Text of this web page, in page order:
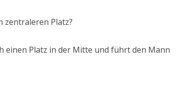
zentraleren Platz?
einen Platz in der Mitte und führt den Mann